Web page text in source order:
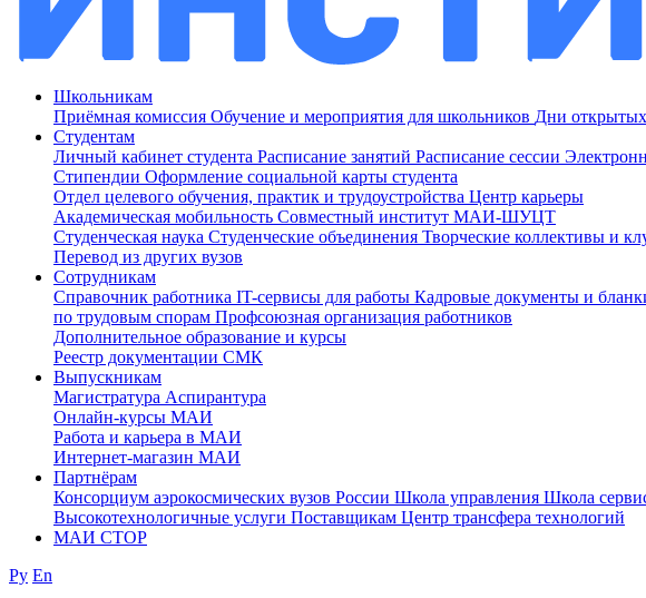
Школьникам
Приёмная комиссия Обучение и мероприятия для школьников Дни
Студентам
Личный кабинет студента Расписание занятий Расписание сессии
Стипендии Оформление социальной карты студента
Отдел целевого обучения, практик и трудоустройства Центр карьеры
Академическая мобильность Совместный институт МАИ-ШУЦТ
Студенческая наука Студенческие объединения Творческие коллективы и
Перевод из других вузов
Сотрудникам
Cправочник работника IT-сервисы для работы Кадровые документы и
по трудовым спорам Профсоюзная организация работников
Дополнительное образование и курсы
Реестр документации СМК
Выпускникам
Магистратура Аспирантура
Онлайн-курсы МАИ
Работа и карьера в МАИ
Интернет-магазин МАИ
Партнёрам
Консорциум аэрокосмических вузов России Школа управления Школа
Высокотехнологичные услуги Поставщикам Центр трансфера технологий
МАИ СТОР
Ру En